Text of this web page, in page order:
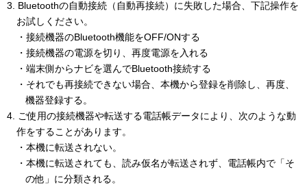
3. Bluetoothの自動接続（自動再接続）に失敗した場合、下記操作を
お試しください。
・接続機器のBluetooth機能をOFF/ONする
・接続機器の電源を切り、再度電源を入れる
・端末側からナビを選んでBluetooth接続する
・それでも再接続できない場合、本機から登録を削除し、再度、
機器登録する。
4. ご使用の接続機器や転送する電話帳データにより、次のような動
作をすることがあります。
・本機に転送されない。
・本機に転送されても、読み仮名が転送されず、電話帳内で「そ
の他」に分類される。